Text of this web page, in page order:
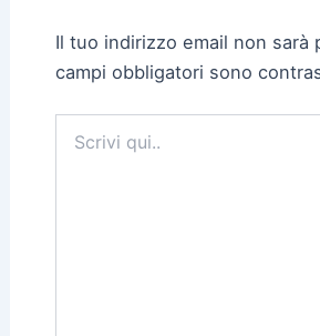
Il tuo indirizzo email non sarà
campi obbligatori sono
qui..